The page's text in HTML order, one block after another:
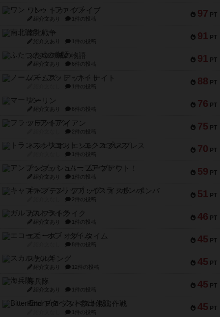
97 PT
ワン・トゥ・ファイブ
紹介文あり 1件の投稿
91 PT
南北戦争
紹介文あり 1件の投稿
91 PT
ふたつの城の物語
紹介文あり 6件の投稿
88 PT
ノームズ・アット・ナイト
1件の投稿
76 PT
マーリン
紹介文あり 6件の投稿
75 PT
フラットアイアン
2件の投稿
70 PT
トランスオリエント・エクスプレス
1件の投稿
59 PT
アンブッシュ！：ムーブアウト！
紹介文あり 1件の投稿
51 PT
キャプテン・フリップ：イスラ・ボンバ
2件の投稿
46 PT
ガルフストライク
紹介文あり 1件の投稿
45 PT
エコーズ・オブ・タイム
8件の投稿
45 PT
スカルキング
紹介文あり 12件の投稿
45 PT
海兵隊
紹介文あり 1件の投稿
45 PT
Bitter End ブタペスト救出作戦
1件の投稿